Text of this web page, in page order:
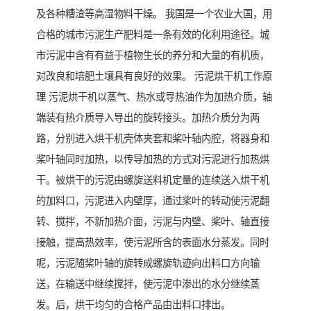
及各种糟渣等高湿物料干燥。 我国是一个农业大国，用
合格的城市污泥生产肥料是一条有效的化利用途径。城
市污泥中含有有益于植物生长的养分和大量的有机质，
对改良和培肥土壤具有良好的效果。 污泥烘干机工作原
理 污泥烘干机以蒸气、热水或导热油作为加热介质，轴
端装有热介质导入导出的旋转接头。加热介质分为两
路，分别进入烘干机壳体夹套和桨叶轴内腔，将器身和
桨叶轴同时加热，以传导加热的方式对污泥进行加热烘
干。被烘干的污泥由螺旋送料机定量的连续送入烘干机
的加料口，污泥进入内壁厚，通过桨叶的转动使污泥翻
转、搅拌，不新加热介面，污泥与内壁、桨叶、轴直接
接触，提高热效率，使污泥所含的表面水分蒸发。同时
呢，污泥随桨叶轴的旋转成螺旋轨迹向出料口方向输
送，在输送中继续搅拌，使污泥中渗出的水分继续蒸
发。后，烘干均匀的合格产品由出料口排出。